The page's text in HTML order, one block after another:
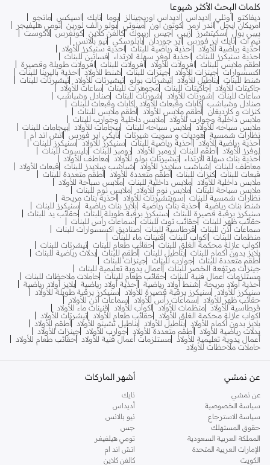
كلمات البحث الأكثر شيوعا
ديفاكتو أونلي اديداس اديداس اوريجينالز بوما نايك اسيكس مانجو
امريكان ايجل
اندر ارمر كوتون اون مينوتي بولو رالف لورين تومي هليفيجر
بيبي بول
سكيتشرز زيبي جيس ريبوك كالفن كلاين كونفرس لاكوست
نيم ات نايك اير فورس اير جوردان بابلوسكي نيو بالانس
احذية رياضية للأولاد
احذية رياضية للبنات
احذية سنيكرز للأولاد
احذية سنيكرز للبنات
احذية لوفر سهلة الارتداء
فساتين للبنات
اطقم ملابس للبنات
افرولات للأولاد افرولات للبنات
افرولات طويلة وقصيرة
اكسسوارات جينزات للأولاد جينزات للبنات شنط للأولاد
احذية باليرينا للبنات
شنط للبنات بناطيل للأولاد تيشرتات بولو تيشيرتات للأولاد
تيشيرتات للبنات
جاكيتات للأولاد
جاكيتات للبنات مجوهرات للبنات
ساعات للأولاد
ساعات للبنات
شورتات للأولاد شورتات للبنات صنادل وشباشب
صنادل وشباشب كابات وقبعات للأولاد
كابات وقبعات للبنات
كنزات و كارديغان أطقم ملابس للأولاد
أطقم ملابس للبنات
ملابس داخلية وجوارب للأولاد
ملابس داخلية وجوارب للبنات
ملابس سباحه للأولاد ملابس سباحه للبنات بيجامات للأولاد
بيجامات للبنات
نظارات شمسية هوديات و سويت شيرتات نايكي اير فورس
اتش اند ام
أحذية رياضية للأولاد أحذية رياضية للبنات سنيكرز للأولاد
سنيكرز للبنات
لوفرز للأولاد
أطقم للبنات رومبر للأولاد رومبر للبنات بليسوت للبنات
أحذية بنات سهلة الارتداء
تيشيرتات بولو للأولاد معاطف للأولاد
معاطف للبنات
شباشب سلايدز للأولاد شباشب سلايدز للبنات
قبعات للأولاد
قبعات للبنات كنزات للبنات أطقم متعددة للأولاد
أطقم متعددة للبنات
ملابس داخلية للأولاد
ملابس داخلية للبنات ملابس سباحة للأولاد
ملابس سباحة للبنات ملابس نوم للأولاد
ملابس نوم للبنات
نظارات شمسية للبنات
سويتشيرتات للأولاد
أحذية بنات مريحة
شنط بنات رياضية أحذية بنات رياضية بلايز بنات رياضية
سنيكرز للبنات
سنيكرز برقبة قصيرة للبنات
سنيكرز برقبة طويلة للبنات حقائب يد للبنات
حقائب ظهر للبنات حقائب توت للبنات
سماعات رأس للبنات
سماعات أذن للبنات
قرطاسية للبنات صناديق اكسسوارات للبنات
منظمات للبنات
اكواب للبنات
قنينات ماء للبنات
اكواب عازلة محكمة الغلق للبنات حقائب طعام للبنات تيشرتات للبنات
بلايز بدون أكمام للبنات بناطيل للبنات أطقم للبنات بدلات رياضية للبنات
أطقم متعددة للبنات جوارب للبنات جينزات للبنات
جينزات مرتفعة الخصر للبنات أعمال يدوية تعليمية للبنات
مستلزمات أعمال فنية للبنات حقائب طعام للبنات حاملات ملاحظات للبنات
أحذية أولاد مريحة
شنط أولاد رياضية أحذية أولاد رياضية بلايز أولاد رياضية
سنيكرز للأولاد
سنيكرز برقبة قصيرة للأولاد
سنيكرز برقبة طويلة للأولاد
حقائب ظهر للأولاد
سماعات رأس للأولاد
سماعات أذن للأولاد
قرطاسية للأولاد منظمات للأولاد اكواب للأولاد
قنينات ماء للأولاد
اكواب عازلة محكمة الغلق للأولاد
حقائب طعام للأولاد
تيشرتات للأولاد
بلايز بدون أكمام للأولاد
بناطيل للأولاد بناطيل تشينو للأولاد
أطقم للأولاد
بدلات رياضية للأولاد أطقم متعددة للأولاد جوارب للأولاد جينزات للأولاد
أعمال يدوية تعليمية للأولاد
مستلزمات أعمال فنية للأولاد
حقائب طعام للأولاد
حاملات ملاحظات للأولاد
عن نمشي
عن نمشي
سياسة الخصوصية
سياسة الاسترجاع
حقوق المستهلك
المملكة العربية السعودية
الإمارات العربية المتحدة
الكويت
أشهر الماركات
نايك
أديداس
نيو بالانس
جس
تومي هيلفيغر
اتش اند ام
كالفن كلاين